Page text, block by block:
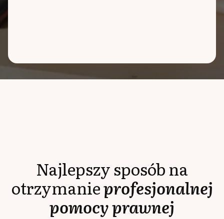
Najlepszy sposób na
otrzymanieprofesjonalnej
pomocy prawnej